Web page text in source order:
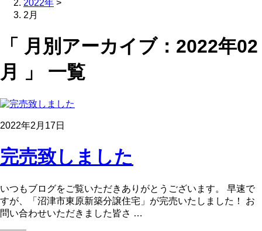
2022年 >
2月
「 月別アーカイブ：2022年02
月 」 一覧
2022年2月17日
完売致しました
いつもブログをご覧いただきありがとうございます。 早速で
すが、「沼津市東原新築分譲住宅」が完売いたしました！ お
問い合わせいただきました皆さ …